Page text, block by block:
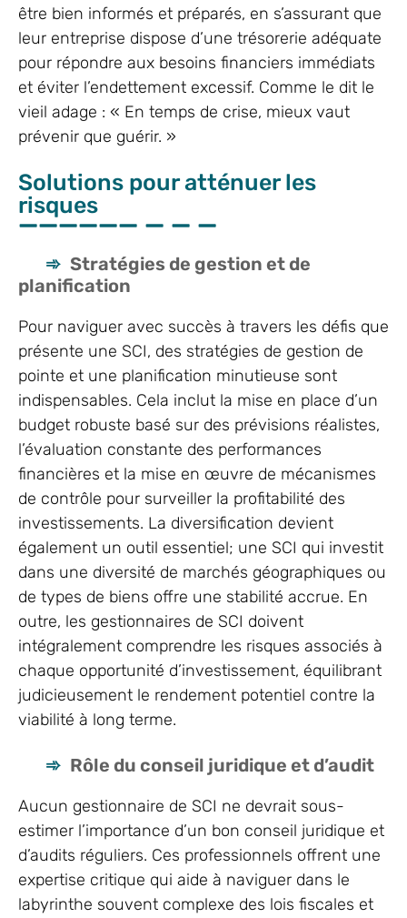
être bien informés et préparés, en s’assurant que
leur entreprise dispose d’une trésorerie adéquate
pour répondre aux besoins financiers immédiats
et éviter l’endettement excessif. Comme le dit le
vieil adage : « En temps de crise, mieux vaut
prévenir que guérir. »
Solutions pour atténuer les
risques
Stratégies de gestion et de
planification
Pour naviguer avec succès à travers les défis que
présente une SCI, des stratégies de gestion de
pointe et une planification minutieuse sont
indispensables. Cela inclut la mise en place d’un
budget robuste basé sur des prévisions réalistes,
l’évaluation constante des performances
financières et la mise en œuvre de mécanismes
de contrôle pour surveiller la profitabilité des
investissements. La diversification devient
également un outil essentiel; une SCI qui investit
dans une diversité de marchés géographiques ou
de types de biens offre une stabilité accrue. En
outre, les gestionnaires de SCI doivent
intégralement comprendre les risques associés à
chaque opportunité d’investissement, équilibrant
judicieusement le rendement potentiel contre la
viabilité à long terme.
Rôle du conseil juridique et d’audit
Aucun gestionnaire de SCI ne devrait sous-
estimer l’importance d’un bon conseil juridique et
d’audits réguliers. Ces professionnels offrent une
expertise critique qui aide à naviguer dans le
labyrinthe souvent complexe des lois fiscales et